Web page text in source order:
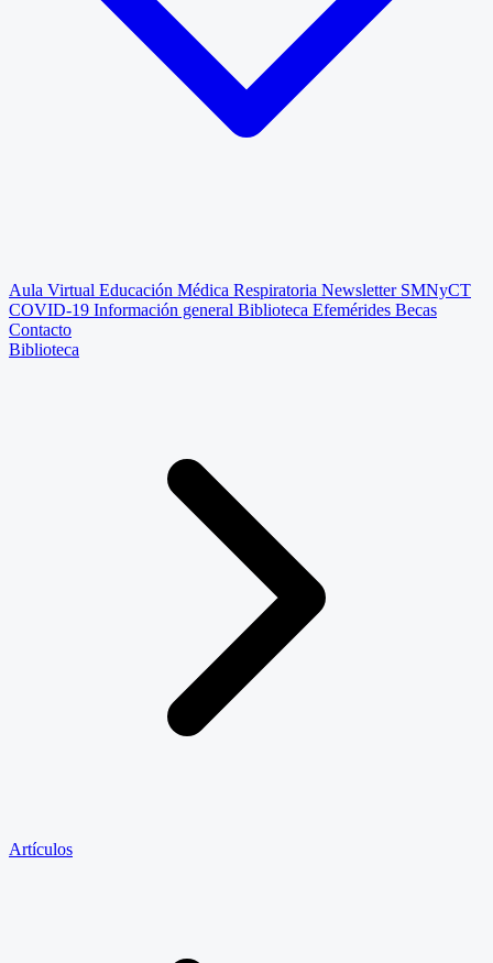
Aula Virtual Educación Médica Respiratoria Newsletter SMNyCT
COVID-19 Información general Biblioteca Efemérides Becas
Contacto
Biblioteca
Artículos